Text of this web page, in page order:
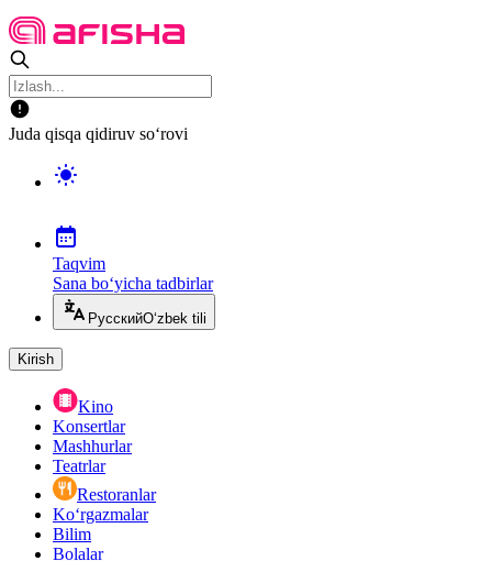
Juda qisqa qidiruv so‘rovi
Taqvim
Sana bo‘yicha tadbirlar
РусскийO‘zbek tili
Kirish
Kino
Konsertlar
Mashhurlar
Teatrlar
Restoranlar
Ko‘rgazmalar
Bilim
Bolalar